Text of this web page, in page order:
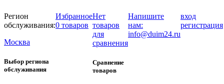
Регион
обслуживания:
Москва
Выбор региона
обслуживания
Избранное
0 товаров
Нет
товаров
для
сравнения
Сравнение
товаров
Напишите
нам:
info@duim24.ru
вход
регистрация